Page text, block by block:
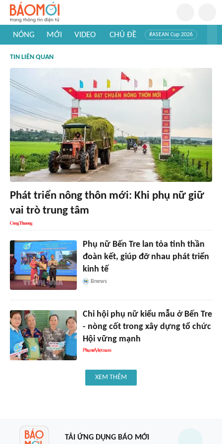
NÓNG MỚI VIDEO CHỦ ĐỀ #ASEAN Cup 2026
#Khám phá thế giới
TIN LIÊN QUAN
Phát triển nông thôn mới: Khi phụ nữ giữ
vai trò trung tâm
Phụ nữ Bến Tre lan tỏa tinh thần
đoàn kết, giúp đỡ nhau phát triển
kinh tế
Bnews
Chi hội phụ nữ kiểu mẫu ở Bến Tre
- nòng cốt trong xây dựng tổ chức
Hội vững mạnh
XEM THÊM
TẢI ỨNG DỤNG BÁO MỚI